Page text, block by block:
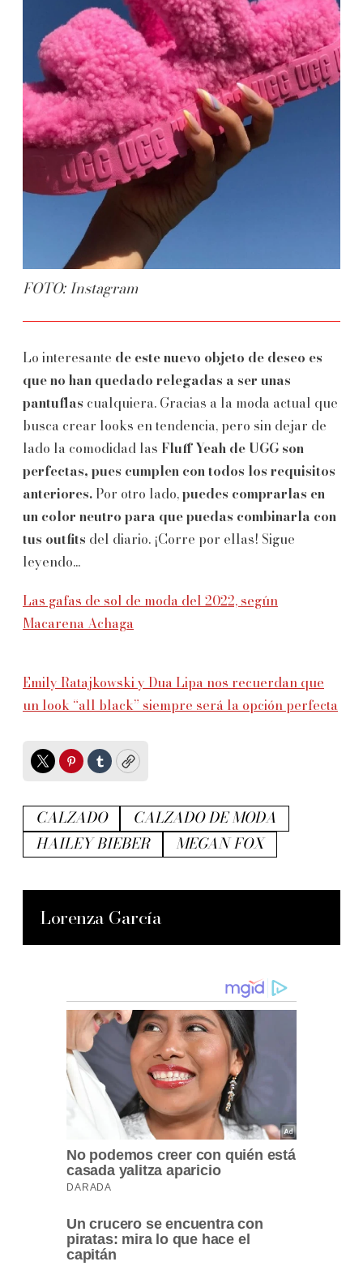
FOTO: Instagram
Lo interesante de este nuevo objeto de deseo es
que no han quedado relegadas a ser unas
pantuflas cualquiera. Gracias a la moda actual que
busca crear looks en tendencia, pero sin dejar de
lado la comodidad las Fluff Yeah de UGG son
perfectas, pues cumplen con todos los requisitos
anteriores. Por otro lado,puedes comprarlas en
un color neutro para que puedas combinarla con
tus outfits del diario. ¡Corre por ellas! Sigue
leyendo...
Las gafas de sol de moda del 2022, según
Macarena Achaga
Emily Ratajkowski y Dua Lipa nos recuerdan que
un look “all black” siempre será la opción perfecta
TwitterPinterest
TumblrCopy
CALZADO
CALZADO DE MODA
HAILEY BIEBER
MEGAN FOX
Lorenza García